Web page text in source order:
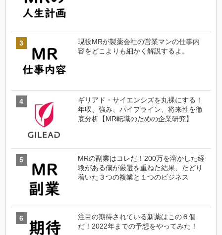
現役MRが製薬会社の営業マンの仕事内
容をどこよりも細かく解説するよ。
ギリアド・サイエンシズを丸裸にする！
年収、強み、パイプライン、将来性を徹
底分析【MR転職のための企業研究】
MRの副業はコレだ！200万を溶かした経
験がある僕が厳選を重ねた結果、たどり
着いた３つの複業と１つのビジネス
注目の期待されている新薬はこの６個
だ！2022年までの予想をやってみた！